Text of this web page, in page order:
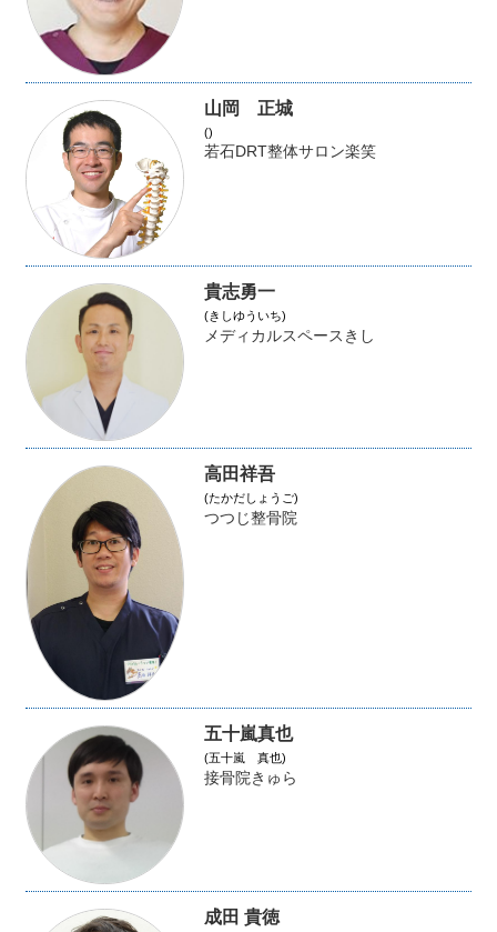
山岡 正城
()
若石DRT整体サロン楽笑
貴志勇一
(きしゆういち)
メディカルスペースきし
高田祥吾
(たかだしょうご)
つつじ整骨院
五十嵐真也
(五十嵐 真也)
接骨院きゅら
成田 貴徳